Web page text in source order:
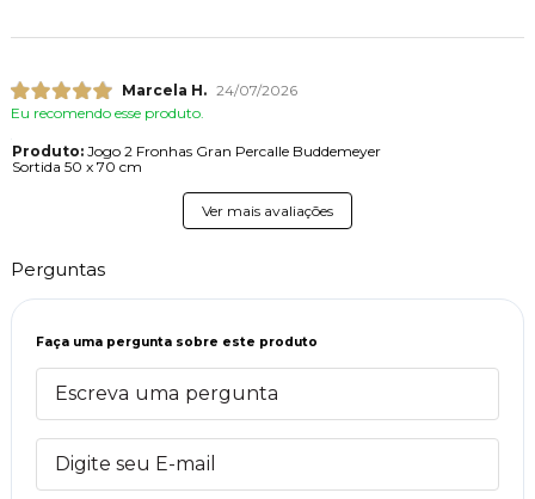
Marcela H. 24/07/2026
Eu recomendo esse produto.
Produto:Jogo 2 Fronhas Gran Percalle Buddemeyer
Sortida 50 x 70 cm
Ver mais avaliações
Perguntas
Faça uma pergunta sobre este produto